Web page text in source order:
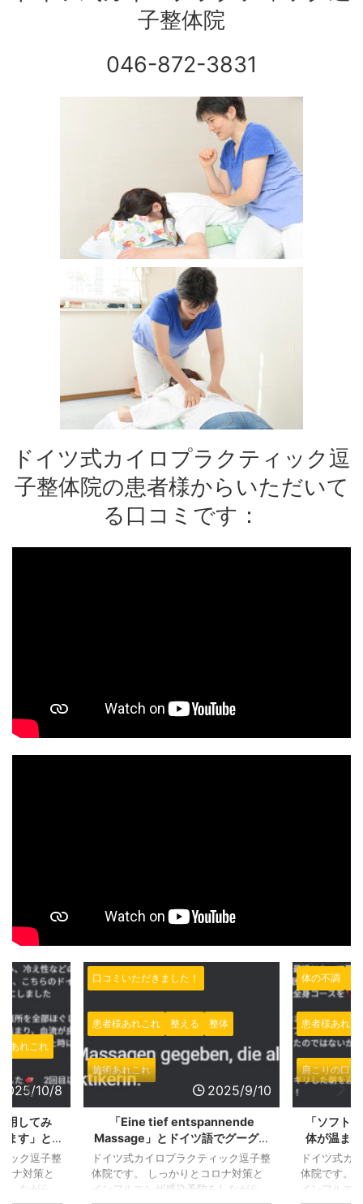
子整体院
046-872-3831
ドイツ式カイロプラクティック逗
子整体院の患者様からいただいて
る口コミです：
整体
9/10
グーグル
ました！
ック逗子整
ナ対策と
しながら、
体の不調 口コミいただきました！
患者様あれこれ 施術あれこれ
肩こりの口コミ
2025/8/27
「ソフトな施術なのにじんわりと
体が温まり、血流が良くなるのを
実感」とGOOGLEで施術の感想を
いただきました、ありがとうござ
いました！
ドイツ式カイロプラクティック逗子整
体院です。 しっかりとコロナ対策と
インフルエンザ感染予防をしながら、
口コミいただ
患者様あれこ
施術あれこれ
「身体が
きて心
GOOGLE
ました！
ドイツ式カ
体院です。
インフルエ